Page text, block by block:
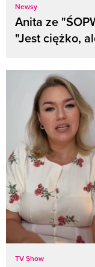
Newsy
Anita ze
"Jest ciężko,
TV Show